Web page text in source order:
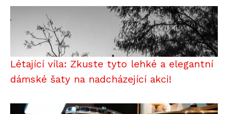
Létající víla: Zkuste tyto lehké a elegantní
dámské šaty na nadcházející akci!